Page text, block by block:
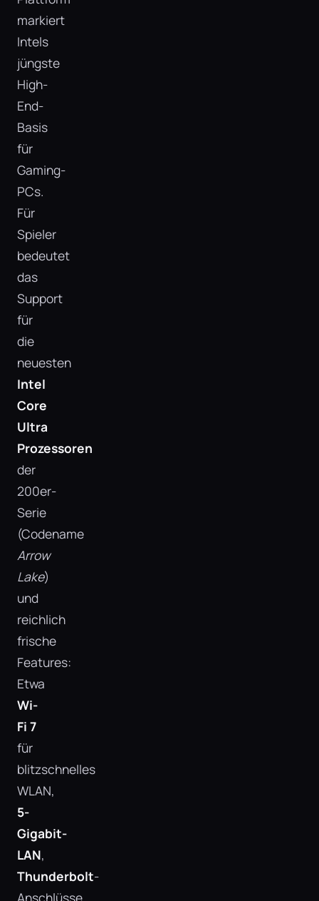
markiert
Intels
jüngste
High-
End-
Basis
für
Gaming-
PCs.
Für
Spieler
bedeutet
das
Support
für
die
neuesten
Intel
Core
Ultra
Prozessoren
der
200er-
Serie
(Codename
Arrow
Lake)
und
reichlich
frische
Features:
Etwa
Wi-
Fi 7
für
blitzschnelles
WLAN,
5-
Gigabit-
LAN,
Thunderbolt-
Anschlüsse,